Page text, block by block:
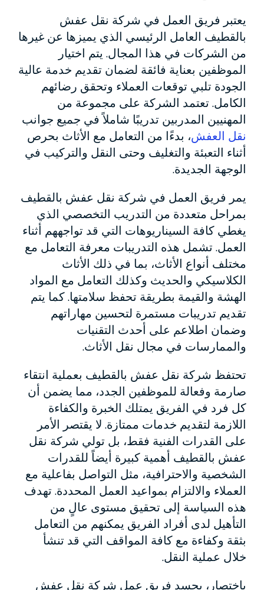
يعتبر فريق العمل في شركة نقل عفش
بالقطيف العامل الرئيسي الذي يميزها عن غيرها
من الشركات في هذا المجال. يتم اختيار
الموظفين بعناية فائقة لضمان تقديم خدمة عالية
الجودة تلبي توقعات العملاء وتحقق رضائهم
الكامل. تعتمد الشركة على مجموعة من
المهنيين المدربين تدريبًا شاملاً في جميع جوانب
نقل العفش، بدءًا من التعامل مع الأثاث بحرص
أثناء التعبئة والتغليف وحتى النقل والتركيب في
الوجهة الجديدة.
يمر فريق العمل في شركة نقل عفش بالقطيف
بمراحل متعددة من التدريب التخصصي الذي
يغطي كافة السيناريوهات التي قد تواجههم أثناء
العمل. تشمل هذه التدريبات معرفة التعامل مع
مختلف أنواع الأثاث، بما في ذلك الأثاث
الكلاسيكي والحديث وكذلك التعامل مع المواد
الهشة والقيمة بطريقة تحفظ سلامتها. كما يتم
تقديم تدريبات مستمرة لتحسين مهاراتهم
وضمان اطلاعم على أحدث التقنيات
والممارسات في مجال نقل الأثاث.
تحتفظ شركة نقل عفش بالقطيف بعملية انتقاء
صارمة وفعالة للموظفين الجدد، مما يضمن أن
كل فرد في الفريق يمتلك الخبرة والكفاءة
اللازمة لتقديم خدمات ممتازة. لا يقتصر الأمر
على القدرات الفنية فقط، بل تولي شركة نقل
عفش بالقطيف أهمية كبيرة أيضاً للقدرات
الشخصية والاحترافية، مثل التواصل بفاعلية مع
العملاء والالتزام بمواعيد العمل المحددة. تهدف
هذه السياسة إلى تحقيق مستوى عالٍ من
التأهيل لدى أفراد الفريق يمكنهم من التعامل
بثقة وكفاءة مع كافة المواقف التي قد تنشأ
خلال عملية النقل.
باختصار، يجسد فريق عمل شركة نقل عفش